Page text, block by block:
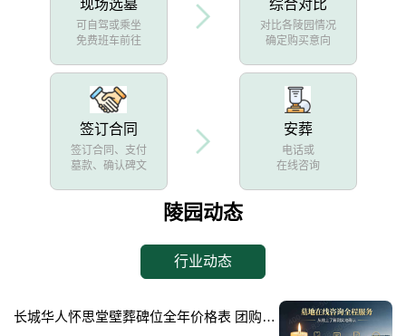
现场选墓
可自驾或乘坐
免费班车前往
综合对比
对比各陵园情况
确定购买意向
签订合同
签订合同、支付
墓款、确认碑文
安葬
电话或
在线咨询
陵园动态
行业动态
长城华人怀思堂壁葬碑位全年价格表 团购享专属折扣福利详解